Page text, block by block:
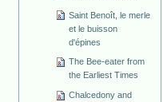
Saint Benoît, le merle
et le buisson
d'épines
The Bee-eater from
the Earliest Times
Chalcedony and